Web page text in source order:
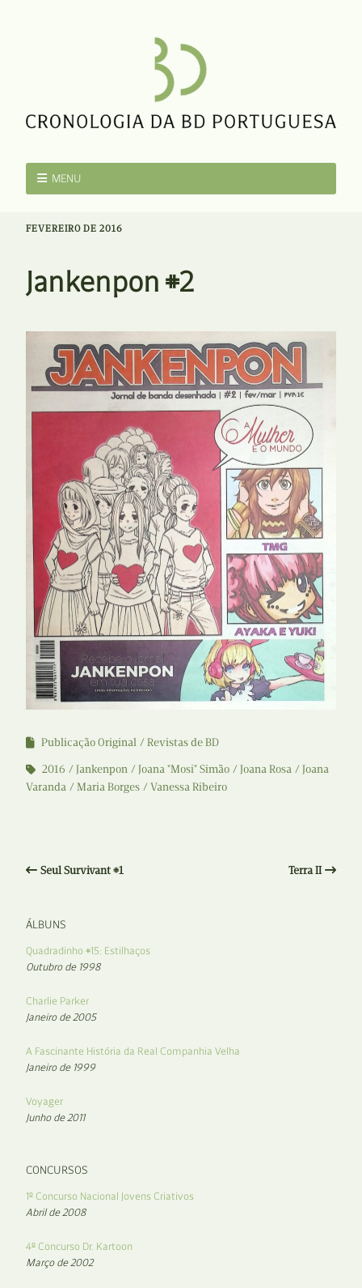
MENU
FEVEREIRO DE 2016
Jankenpon #2
Publicação Original
Revistas de BD
2016
Jankenpon Joana "Mosi" Simão Joana Rosa
Joana
Varanda
Maria Borges Vanessa Ribeiro
Seul Survivant #1 Terra II
ÁLBUNS
Quadradinho #15: Estilhaços
Outubro de 1998
Charlie Parker
Janeiro de 2005
A Fascinante História da Real Companhia Velha
Janeiro de 1999
Voyager
Junho de 2011
CONCURSOS
1º Concurso Nacional Jovens Criativos
Abril de 2008
4º Concurso Dr. Kartoon
Março de 2002